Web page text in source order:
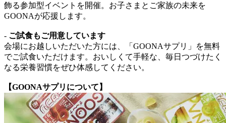
飾る参加型イベントを開催。お子さまとご家族の未来を
GOONAが応援します。
- ご試食もご用意しています
会場にお越しいただいた方には、「GOONAサプリ」を無料
でご試食いただけます。おいしくて手軽な、毎日つづけたく
なる栄養習慣をぜひ体感してください。
【GOONAサプリについて】